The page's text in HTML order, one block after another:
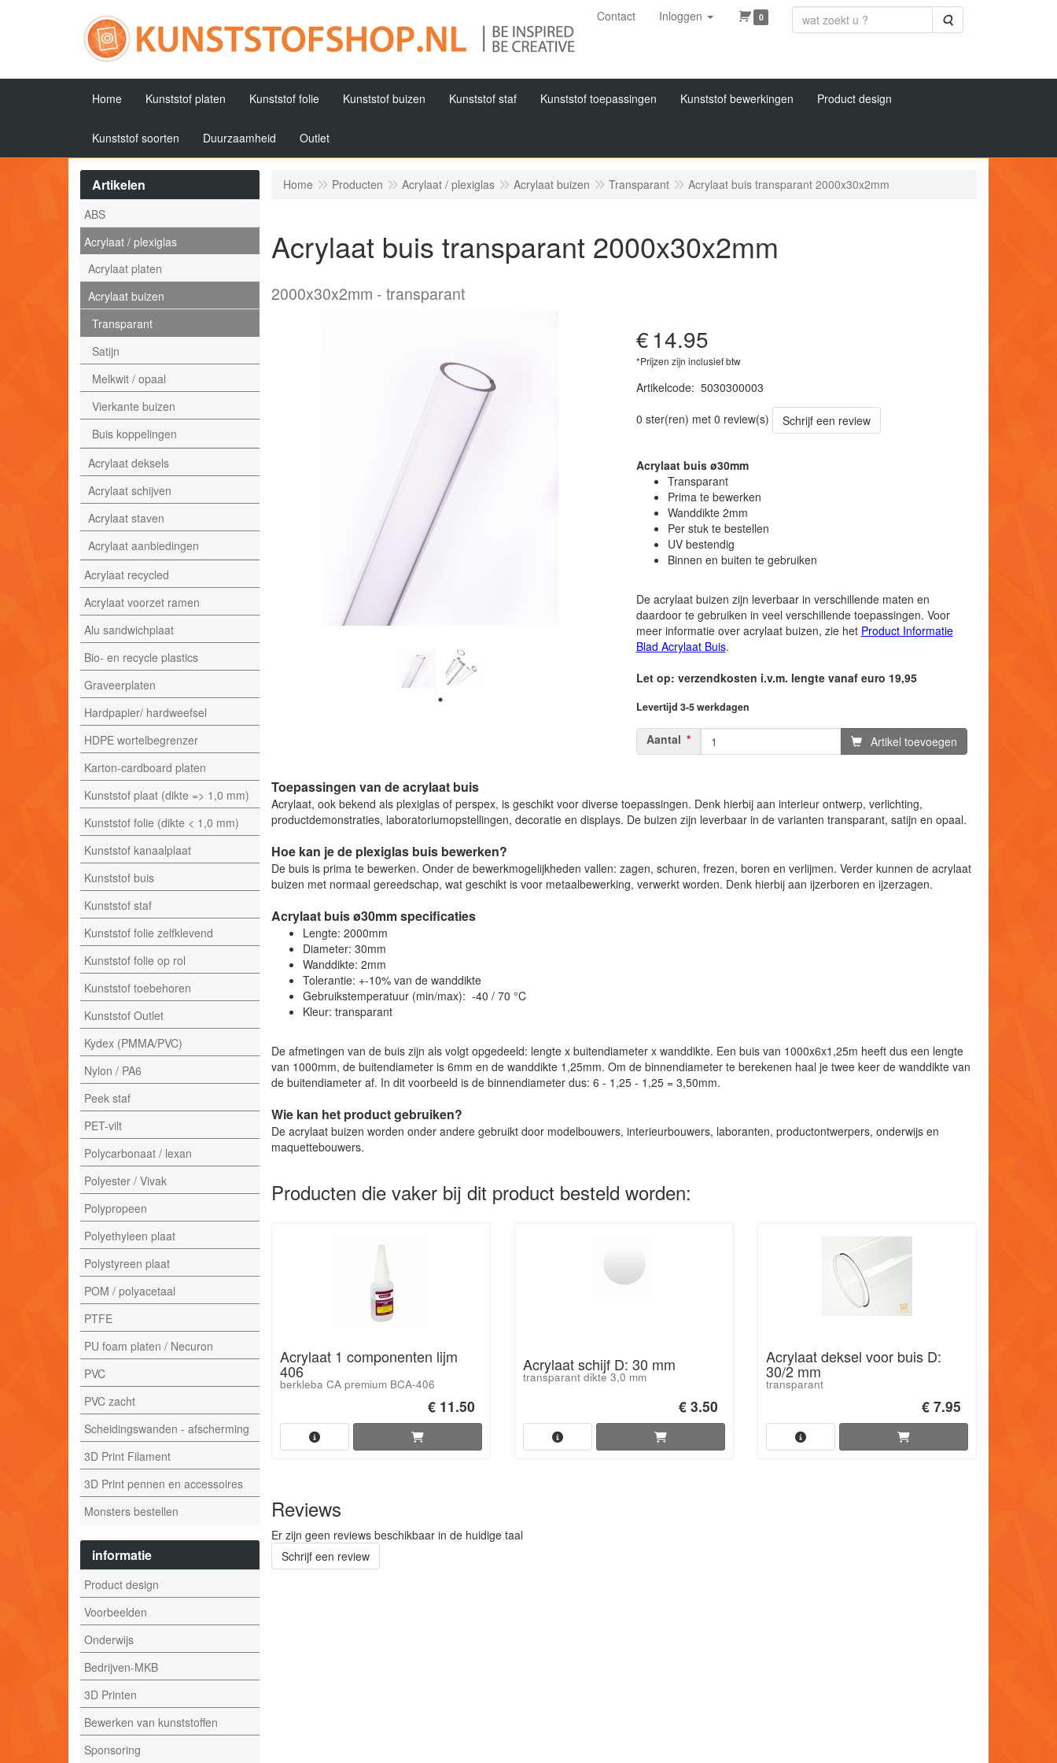
Contact Inloggen 0 Zoeken
Home Kunststof platen Kunststof folie Kunststof buizen Kunststof staf Kunststof toepassingen Kunststof bewerkingen Product design
Kunststof soorten Duurzaamheid Outlet
Artikelen
ABS
Acrylaat / plexiglas
Acrylaat platen
Acrylaat buizen
Transparant
Satijn
Melkwit / opaal
Vierkante buizen
Buis koppelingen
Acrylaat deksels
Acrylaat schijven
Acrylaat staven
Acrylaat aanbiedingen
Acrylaat recycled
Acrylaat voorzet ramen
Alu sandwichplaat
Bio- en recycle plastics
Graveerplaten
Hardpapier/ hardweefsel
HDPE wortelbegrenzer
Karton-cardboard platen
Kunststof plaat (dikte => 1,0 mm)
Kunststof folie (dikte < 1,0 mm)
Kunststof kanaalplaat
Kunststof buis
Kunststof staf
Kunststof folie zelfklevend
Kunststof folie op rol
Kunststof toebehoren
Kunststof Outlet
Kydex (PMMA/PVC)
Nylon / PA6
Peek staf
PET-vilt
Polycarbonaat / lexan
Polyester / Vivak
Polypropeen
Polyethyleen plaat
Polystyreen plaat
POM / polyacetaal
PTFE
PU foam platen / Necuron
PVC
PVC zacht
Scheidingswanden - afscherming
3D Print Filament
3D Print pennen en accessoires
Monsters bestellen
informatie
Product design
Voorbeelden
Onderwijs
Bedrijven-MKB
3D Printen
Bewerken van kunststoffen
Sponsoring
Home Producten Acrylaat / plexiglas Acrylaat buizen Transparant Acrylaat buis transparant 2000x30x2mm
Acrylaat buis transparant 2000x30x2mm
2000x30x2mm transparant
€14.95
*Prijzen zijn inclusief btw
Artikelcode: 5030300003
0 ster(ren) met 0 review(s)
Schrijf een review
Acrylaat buis ø30mm
Transparant
Prima te bewerken
Wanddikte 2mm
Per stuk te bestellen
UV bestendig
Binnen en buiten te gebruiken
De acrylaat buizen zijn leverbaar in verschillende maten en
daardoor te gebruiken in veel verschillende toepassingen. Voor
meer informatie over acrylaat buizen, zie het Product Informatie
Blad Acrylaat Buis.
Let op: verzendkosten i.v.m. lengte vanaf euro 19,95
Levertijd 3-5 werkdagen
Aantal Artikel toevoegen
Toepassingen van de acrylaat buis
Acrylaat, ook bekend als plexiglas of perspex, is geschikt voor diverse toepassingen. Denk hierbij aan interieur ontwerp, verlichting,
productdemonstraties, laboratoriumopstellingen, decoratie en displays. De buizen zijn leverbaar in de varianten transparant, satijn en opaal.
Hoe kan je de plexiglas buis bewerken?
De buis is prima te bewerken. Onder de bewerkmogelijkheden vallen: zagen, schuren, frezen, boren en verlijmen. Verder kunnen de acrylaat
buizen met normaal gereedschap, wat geschikt is voor metaalbewerking, verwerkt worden. Denk hierbij aan ijzerboren en ijzerzagen.
Acrylaat buis ø30mm specificaties
Lengte: 2000mm
Diameter: 30mm
Wanddikte: 2mm
Tolerantie: +-10% van de wanddikte
Gebruikstemperatuur (min/max): -40 / 70 °C
Kleur: transparant
De afmetingen van de buis zijn als volgt opgedeeld: lengte x buitendiameter x wanddikte. Een buis van 1000x6x1,25m heeft dus een lengte
van 1000mm, de buitendiameter is 6mm en de wanddikte 1,25mm. Om de binnendiameter te berekenen haal je twee keer de wanddikte van
de buitendiameter af. In dit voorbeeld is de binnendiameter dus: 6 - 1,25 - 1,25 = 3,50mm.
Wie kan het product gebruiken?
De acrylaat buizen worden onder andere gebruikt door modelbouwers, interieurbouwers, laboranten, productontwerpers, onderwijs en
maquettebouwers.
Producten die vaker bij dit product besteld worden:
Acrylaat 1 componenten lijm
406
berkleba CA premium BCA-406
€ 11.50
Acrylaat schijf D: 30 mm
transparant dikte 3,0 mm
€ 3.50
Acrylaat deksel voor buis D:
30/2 mm
transparant
€ 7.95
Reviews
Er zijn geen reviews beschikbaar in de huidige taal
Schrijf een review